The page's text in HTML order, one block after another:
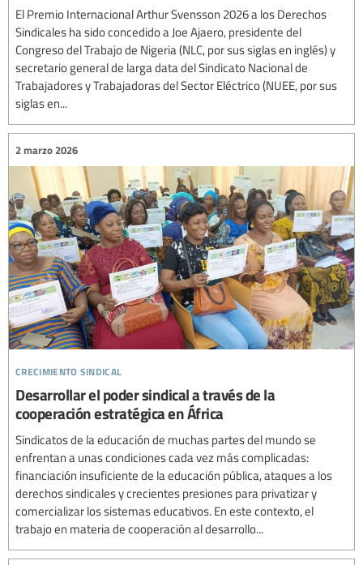
El Premio Internacional Arthur Svensson 2026 a los Derechos
Sindicales ha sido concedido a Joe Ajaero, presidente del
Congreso del Trabajo de Nigeria (NLC, por sus siglas en inglés) y
secretario general de larga data del Sindicato Nacional de
Trabajadores y Trabajadoras del Sector Eléctrico (NUEE, por sus
siglas en...
crecimiento sindical
2 marzo 2026
Desarrollar el poder sindical a través de la
cooperación estratégica en África
Sindicatos de la educación de muchas partes del mundo se
enfrentan a unas condiciones cada vez más complicadas:
financiación insuficiente de la educación pública, ataques a los
derechos sindicales y crecientes presiones para privatizar y
comercializar los sistemas educativos. En este contexto, el
trabajo en materia de cooperación al desarrollo...